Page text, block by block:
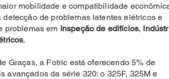
mobilidade e compatibilidade
de problemas latentes elétricos e
problemas em Inspeção de edifícios,
.
Graças, a Fotric está oferecendo 5% de
avançados da série 320: o 325F, 325M e